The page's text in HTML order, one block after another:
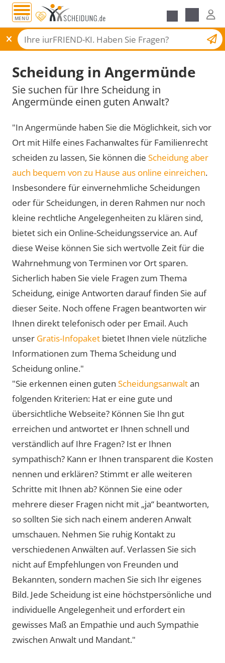
MENÜ
Scheidungsantrag
Scheidung in Angermünde
Sie suchen für Ihre Scheidung in
Angermünde einen guten Anwalt?
"In Angermünde haben Sie die Möglichkeit, sich vor
Ort mit Hilfe eines Fachanwaltes für Familienrecht
scheiden zu lassen, Sie können die Scheidung aber
auch bequem von zu Hause aus online einreichen.
Insbesondere für einvernehmliche Scheidungen
oder für Scheidungen, in deren Rahmen nur noch
kleine rechtliche Angelegenheiten zu klären sind,
bietet sich ein Online-Scheidungsservice an. Auf
diese Weise können Sie sich wertvolle Zeit für die
Wahrnehmung von Terminen vor Ort sparen.
Sicherlich haben Sie viele Fragen zum Thema
Scheidung, einige Antworten darauf finden Sie auf
dieser Seite. Noch offene Fragen beantworten wir
Ihnen direkt telefonisch oder per Email. Auch
unser Gratis-Infopaket bietet Ihnen viele nützliche
Informationen zum Thema Scheidung und
Scheidung online."
"Sie erkennen einen guten Scheidungsanwaltan
folgenden Kriterien: Hat er eine gute und
übersichtliche Webseite? Können Sie Ihn gut
erreichen und antwortet er Ihnen schnell und
verständlich auf Ihre Fragen? Ist er Ihnen
sympathisch? Kann er Ihnen transparent die Kosten
nennen und erklären? Stimmt er alle weiteren
Schritte mit Ihnen ab? Können Sie eine oder
mehrere dieser Fragen nicht mit „ja“ beantworten,
so sollten Sie sich nach einem anderen Anwalt
umschauen. Nehmen Sie ruhig Kontakt zu
verschiedenen Anwälten auf. Verlassen Sie sich
nicht auf Empfehlungen von Freunden und
Bekannten, sondern machen Sie sich Ihr eigenes
Bild. Jede Scheidung ist eine höchstpersönliche und
individuelle Angelegenheit und erfordert ein
gewisses Maß an Empathie und auch Sympathie
zwischen Anwalt und Mandant."